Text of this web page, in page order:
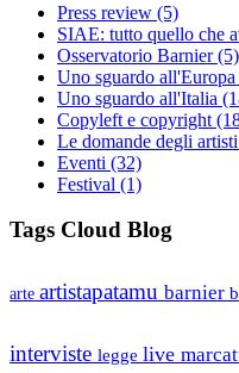
Press review (5)
SIAE: tutto quello che
Osservatorio Barnier(5)
Uno sguardo all'Europa
Uno sguardo all'Italia
Copyleft e copyright
Le domande degli
Eventi (32)
Festival (1)
Tags Cloud Blog
arte artistapatamu barnier
interviste legge live